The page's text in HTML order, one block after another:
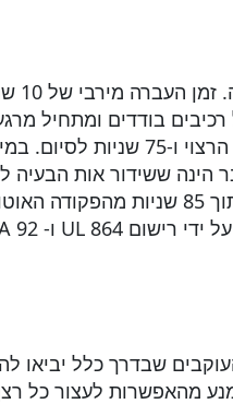
יש
בודדים ומתחיל
ידנית) לפעולה הסופית. הזמן הוא
שבדרך כלל יביאו
מהאפשרות לעצור כל